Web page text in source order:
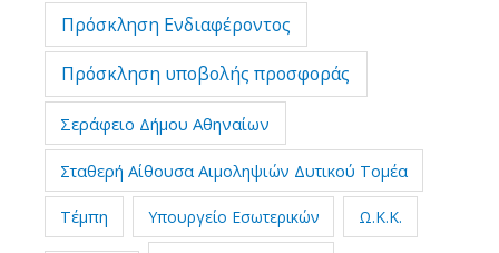
Πρόσκληση Ενδιαφέροντος
Πρόσκληση υποβολής προσφοράς
Σεράφειο Δήμου Αθηναίων
Σταθερή Αίθουσα Αιμοληψιών Δυτικού Τομέα
Τέμπη Υπουργείο Εσωτερικών Ω.Κ.Κ.